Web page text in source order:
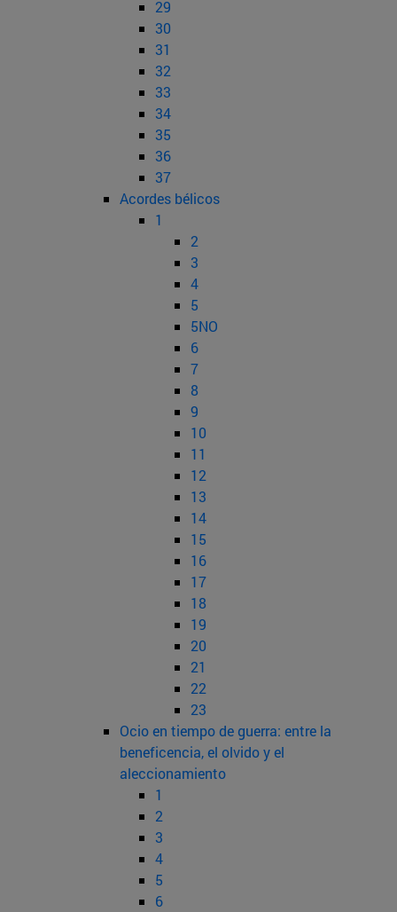
29
30
31
32
33
34
35
36
37
Acordes bélicos
1
2
3
4
5
5NO
6
7
8
9
10
11
12
13
14
15
16
17
18
19
20
21
22
23
Ocio en tiempo de guerra: entre la
beneficencia, el olvido y el
aleccionamiento
1
2
3
4
5
6